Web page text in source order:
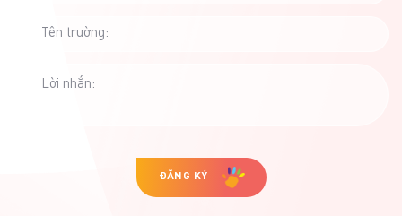
Tên trường:
Lời nhắn:
ĐĂNG KÝ